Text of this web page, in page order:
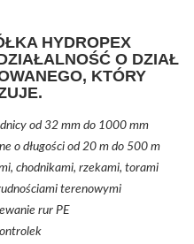
HYDROPEX
O DZIAŁ
KTÓRY
od 32 mm do 1000 mm
o długości od 20 m do 500 m
chodnikami, rzekami, torami
terenowymi
rur PE